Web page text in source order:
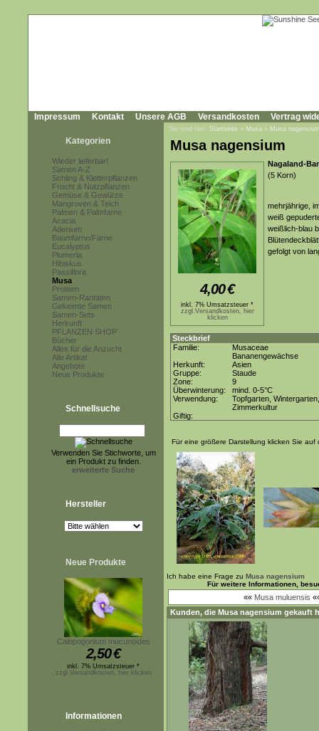
Impressum Kontakt Unsere AGB Versandkosten Vertrag
Kategorien
Wieder lieferbar!
Samen A-Z
Schling & Kletterpflanzen
Frucht & Nutzpflanzen
Gemüse & Gewürze
Mangroven & Teich
Palmen & Palmfarne
Acacia
Adenium
Baumfarne/Farne
Eucalyptus
Plumeria
Hibiskus
Passiflora
Musa
Proteen
Samen-Raritäten
Gekeimte Samen
Samen-Sets
Herkunft
PFLANZEN SHOP
Bücher
Alles für die Anzucht
Alle Artikel
Angebote
Neue Produkte
Schnellsuche
Verwenden Sie Stichworte, um
ein Produkt zu finden.
erweiterte Suche
Hersteller
Neue Produkte
Calopogonium mucunoides
2,50€
inkl. 7% Umsatzsteuer *
zzgl.Versandkosten, hier klicken
Informationen
Sie sind hier: Startseite » Musa » Musa
Musa nagensium
4,00€
inkl. 7% Umsatzsteuer *
zzgl.Versandkosten, hier
klicken
Nagaland-
(5 Korn)
mehrjährige,
weiß
weißlich-blau
gefolgt von
Steckbrief
Familie:
Musaceae
Bananengewächse
Herkunft:
Asien
Gruppe:
Staude
Zone:
9
Überwinterung:
mind. 0-5°C
Verwendung:
Topfgarten, Wintergarten,
Zimmerkultur
Giftig:
Für eine größere Darstellung klicken Sie auf
Ich habe eine Frage zu Musa nagensium
Für weitere Informationen,
«« Musa muluensis
Kunden, die Musa nagensium gekauft